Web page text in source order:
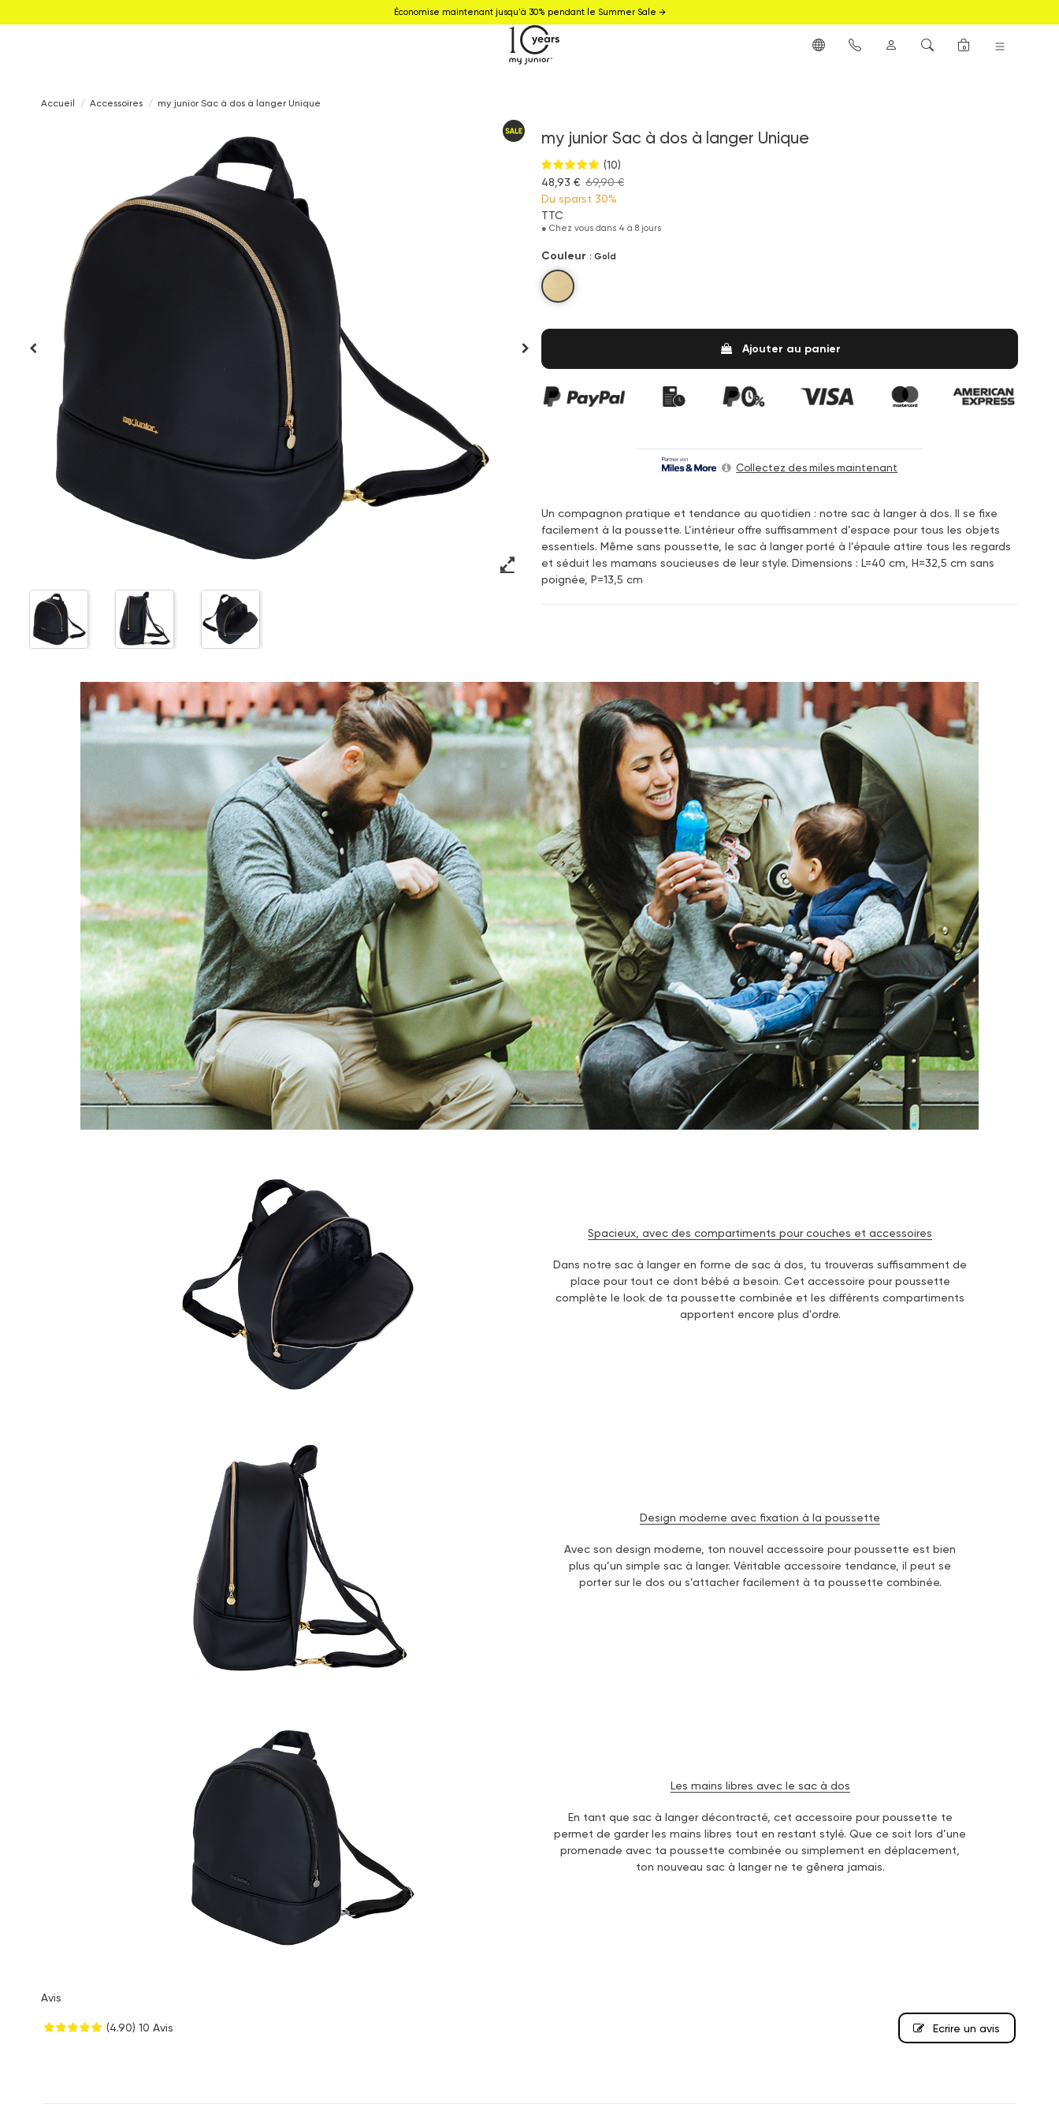
0
Économise maintenant jusqu'à 30% pendant le Summer Sale →
Accueil Accessoires my junior Sac à dos à langer Unique
my junior Sac à dos à langer Unique
(10)
48,93 € 69,90 €
Du sparst 30%
TTC
● Chez vous dans 4 à 8 jours
Couleur : Gold
Gold
Ajouter au panier
Collectez des miles maintenant
Un compagnon pratique et tendance au quotidien : notre sac à langer à dos. Il se fixe
facilement à la poussette. L’intérieur offre suffisamment d’espace pour tous les objets
essentiels. Même sans poussette, le sac à langer porté à l’épaule attire tous les regards
et séduit les mamans soucieuses de leur style. Dimensions : L=40 cm, H=32,5 cm sans
poignée, P=13,5 cm
Spacieux, avec des compartiments pour couches et accessoires
Dans notre sac à langer en forme de sac à dos, tu trouveras suffisamment de
place pour tout ce dont bébé a besoin. Cet accessoire pour poussette
complète le look de ta poussette combinée et les différents compartiments
apportent encore plus d'ordre.
Design moderne avec fixation à la poussette
Avec son design moderne, ton nouvel accessoire pour poussette est bien
plus qu’un simple sac à langer. Véritable accessoire tendance, il peut se
porter sur le dos ou s’attacher facilement à ta poussette combinée.
Les mains libres avec le sac à dos
En tant que sac à langer décontracté, cet accessoire pour poussette te
permet de garder les mains libres tout en restant stylé. Que ce soit lors d’une
promenade avec ta poussette combinée ou simplement en déplacement,
ton nouveau sac à langer ne te gênera jamais.
Avis
(4.90) 10 Avis Ecrire un avis